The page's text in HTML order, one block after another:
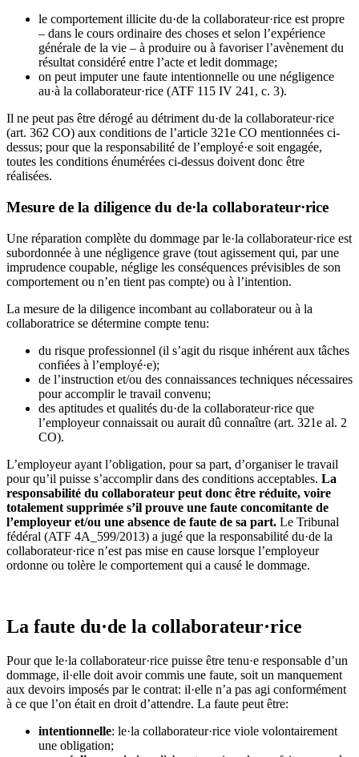
le comportement illicite du·de la collaborateur·rice est propre
– dans le cours ordinaire des choses et selon l’expérience
générale de la vie – à produire ou à favoriser l’avènement du
résultat considéré entre l’acte et ledit dommage;
on peut imputer une faute intentionnelle ou une négligence
au·à la collaborateur·rice (ATF 115 IV 241, c. 3).
Il ne peut pas être dérogé au détriment du·de la collaborateur·rice
(art. 362 CO) aux conditions de l’article 321e CO mentionnées ci-
dessus; pour que la responsabilité de l’employé·e soit engagée,
toutes les conditions énumérées ci-dessus doivent donc être
réalisées.
Mesure de la diligence du de·la collaborateur·rice
Une réparation complète du dommage par le·la collaborateur·rice est
subordonnée à une négligence grave (tout agissement qui, par une
imprudence coupable, néglige les conséquences prévisibles de son
comportement ou n’en tient pas compte) ou à l’intention.
La mesure de la diligence incombant au collaborateur ou à la
collaboratrice se détermine compte tenu:
du risque professionnel (il s’agit du risque inhérent aux tâches
confiées à l’employé·e);
de l’instruction et/ou des connaissances techniques nécessaires
pour accomplir le travail convenu;
des aptitudes et qualités du·de la collaborateur·rice que
l’employeur connaissait ou aurait dû connaître (art. 321e al. 2
CO).
L’employeur ayant l’obligation, pour sa part, d’organiser le travail
pour qu’il puisse s’accomplir dans des conditions acceptables. La
responsabilité du collaborateur peut donc être réduite, voire
totalement supprimée s’il prouve une faute concomitante de
l’employeur et/ou une absence de faute de sa part. Le Tribunal
fédéral (ATF 4A_599/2013) a jugé que la responsabilité du·de la
collaborateur·rice n’est pas mise en cause lorsque l’employeur
ordonne ou tolère le comportement qui a causé le dommage.
La faute du·de la collaborateur·rice
Pour que le·la collaborateur·rice puisse être tenu·e responsable d’un
dommage, il·elle doit avoir commis une faute, soit un manquement
aux devoirs imposés par le contrat: il·elle n’a pas agi conformément
à ce que l’on était en droit d’attendre. La faute peut être:
intentionnelle: le·la collaborateur·rice viole volontairement
une obligation;